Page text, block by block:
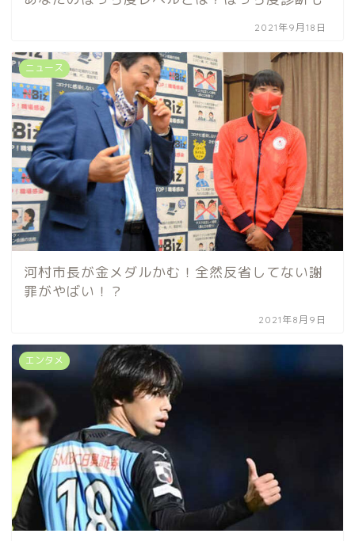
2021年9月18日
ニュース
河村市長が金メダルかむ！全然反省してない謝
罪がやばい！？
2021年8月9日
エンタメ